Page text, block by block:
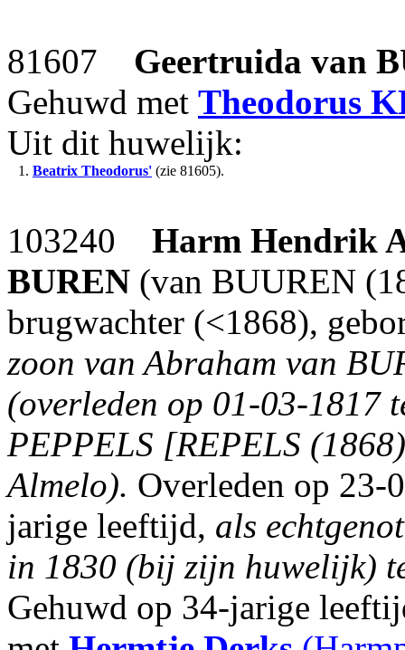
81607 Geertruida van
Gehuwd met Theodorus
Uit dit huwelijk:
1. Beatrix Theodorus' (zie 81605).
103240 Harm Hendrik
BUREN (van BUUREN
brugwachter (<1868),
zoon van Abraham van
(overleden op 01-03-1817
PEPPELS [REPELS
Almelo). Overleden op 23-
jarige leeftijd, als
in 1830 (bij zijn huwelijk)
Gehuwd op 34-jarige